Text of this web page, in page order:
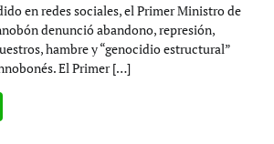
en redes sociales, el Primer Ministro de
denunció abandono, represión,
hambre y “genocidio estructural”
El Primer […]